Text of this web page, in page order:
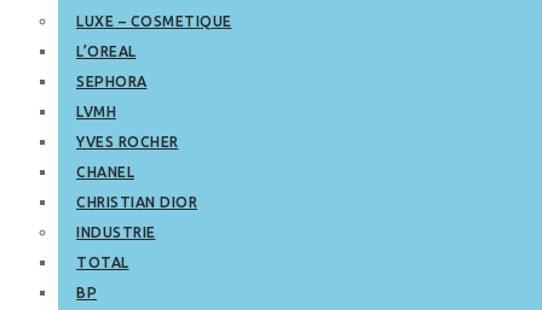
LUXE – COSMETIQUE
L’OREAL
SEPHORA
LVMH
YVES ROCHER
CHANEL
CHRISTIAN DIOR
INDUSTRIE
TOTAL
BP